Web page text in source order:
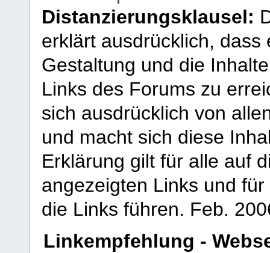
Distanzierungsklausel:
erklärt ausdrücklich,
Gestaltung und die
Links des Forums zu
sich ausdrücklich von
und macht sich diese
Erklärung gilt für alle auf
angezeigten Links und
die Links führen. Feb.
Linkempfehlung -